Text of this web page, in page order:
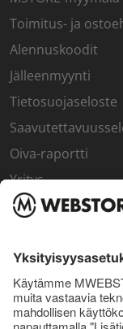
Toimitus- ja
Alennuskoodit
Jälleenmyynti
Tietosuojaseloste
Oiva-raportti
Yritys
SISÄPIIRI
Sisäpiirin
Uutiskirje
Uutiset ja artikkelit